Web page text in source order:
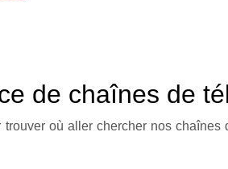
de chaînes de
où aller chercher nos